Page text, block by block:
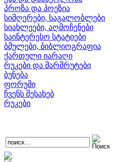
პროზა და პოეზია
სიმღერები, საგალობლები
სიახლეები, აღმოჩენები
საინტერესო სტატიები
ბმულები, ბიბლიოგრაფია
ქართული იარაღი
რუკები და მარშრუტები
ბუნება
ფორუმი
ჩვენს შესახებ
რუკები